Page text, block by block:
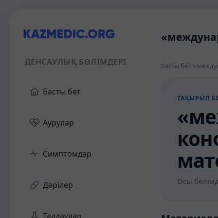
ДЕНСАУЛЫҚ БӨЛІМДЕРІ
Басты бет
Аурулар
Симптомдар
Дәрілер
Басты бет/
ТАҚЫРЫП
Осы